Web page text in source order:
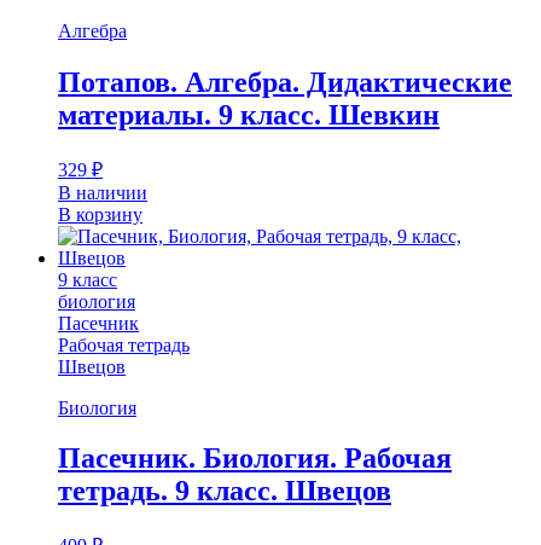
Алгебра
Потапов. Алгебра. Дидактические
материалы. 9 класс. Шевкин
329 ₽
В наличии
В корзину
9 класс
биология
Пасечник
Рабочая тетрадь
Швецов
Биология
Пасечник. Биология. Рабочая
тетрадь. 9 класс. Швецов